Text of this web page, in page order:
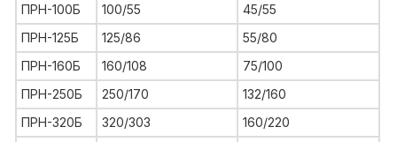
ПРН-100Б
100/55
45/55
ПРН-125Б
125/86
55/80
ПРН-160Б
160/108
75/100
ПРН-250Б
250/170
132/160
ПРН-320Б
320/303
160/220